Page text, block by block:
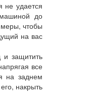
удается
до
чтобы
на вас
защитить
все
на заднем
накрыть